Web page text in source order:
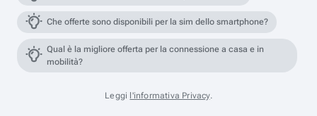
Che offerte sono disponibili per la sim dello smartphone?
Qual è la migliore offerta per la connessione a casa e in
mobilità?
Leggi l'informativa Privacy.